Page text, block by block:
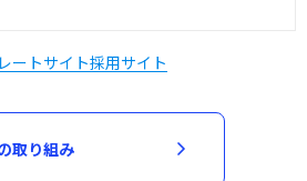
ートサイト採用サイト
取り組み